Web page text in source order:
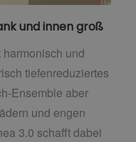
und innen groß
und
tiefenreduziertes
Ensemble aber
und engen
3.0 schafft dabei